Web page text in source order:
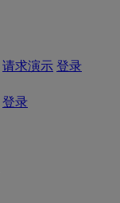
请求演示 登录
登录